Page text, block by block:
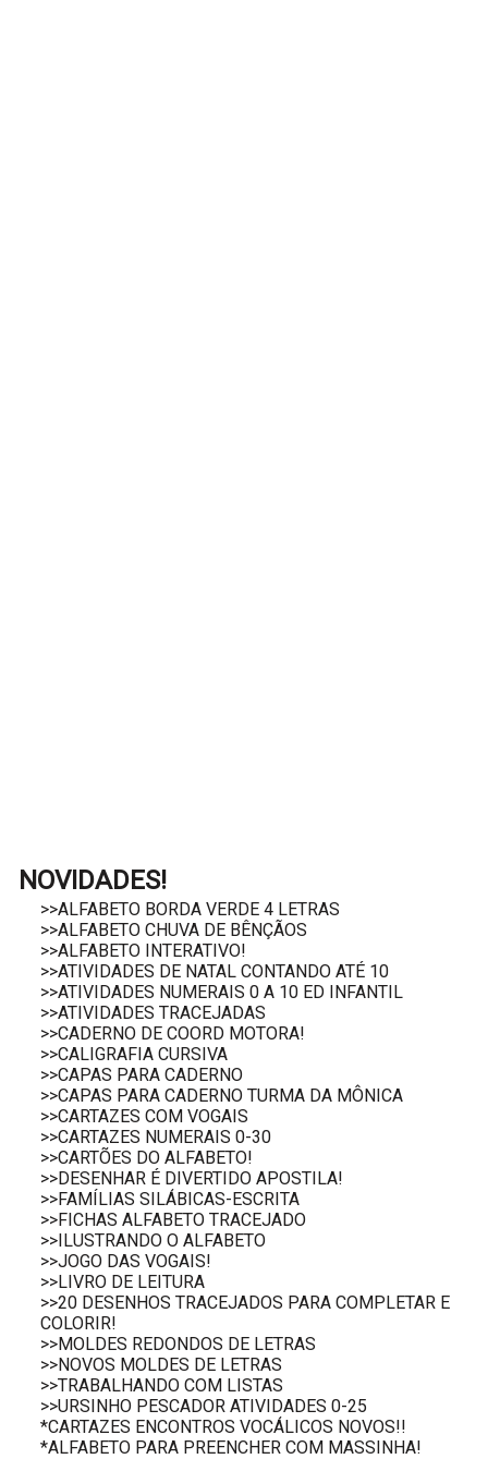
NOVIDADES!
>>ALFABETO BORDA VERDE 4 LETRAS
>>ALFABETO CHUVA DE BÊNÇÃOS
>>ALFABETO INTERATIVO!
>>ATIVIDADES DE NATAL CONTANDO ATÉ 10
>>ATIVIDADES NUMERAIS 0 A 10 ED INFANTIL
>>ATIVIDADES TRACEJADAS
>>CADERNO DE COORD MOTORA!
>>CALIGRAFIA CURSIVA
>>CAPAS PARA CADERNO
>>CAPAS PARA CADERNO TURMA DA MÔNICA
>>CARTAZES COM VOGAIS
>>CARTAZES NUMERAIS 0-30
>>CARTÕES DO ALFABETO!
>>DESENHAR É DIVERTIDO APOSTILA!
>>FAMÍLIAS SILÁBICAS-ESCRITA
>>FICHAS ALFABETO TRACEJADO
>>ILUSTRANDO O ALFABETO
>>JOGO DAS VOGAIS!
>>LIVRO DE LEITURA
>>20 DESENHOS TRACEJADOS PARA COMPLETAR E
COLORIR!
>>MOLDES REDONDOS DE LETRAS
>>NOVOS MOLDES DE LETRAS
>>TRABALHANDO COM LISTAS
>>URSINHO PESCADOR ATIVIDADES 0-25
*CARTAZES ENCONTROS VOCÁLICOS NOVOS!!
*ALFABETO PARA PREENCHER COM MASSINHA!